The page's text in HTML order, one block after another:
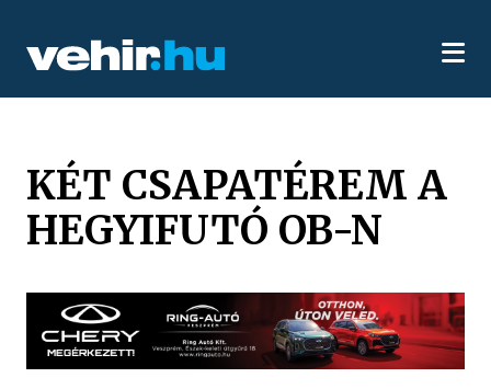
KÉT CSAPATÉREM A
HEGYIFUTÓ OB-N